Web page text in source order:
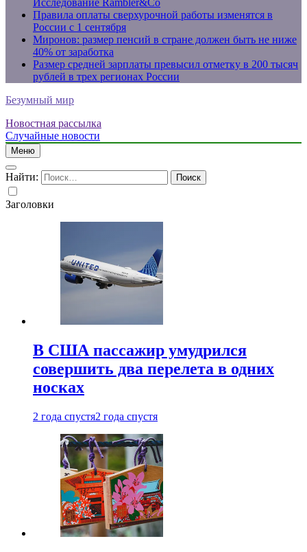
Исследование Rambler&Co
Правила оплаты сверхурочной работы изменятся в
России с 1 сентября
Миронов: размер пенсий в стране должен быть не ниже
40% от заработка
Размер средней зарплаты превысил отметку в 200 тысяч
рублей в трех регионах России
Безумный мир
Новостная рассылка
Случайные новости
Меню
Найти:
Заголовки
В США пассажир умудрился
совершить два перелета в одних
носках
2 года спустя2 года спустя